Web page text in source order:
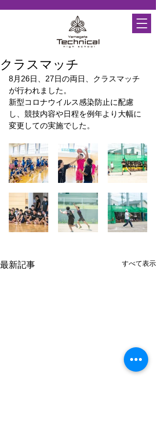
クラスマッチ
8月26日、27日の両日、クラスマッチ
が行われました。
新型コロナウイルス感染防止に配慮
し、競技内容や日程を例年より大幅に
変更しての実施でした。
最新記事 すべて表示